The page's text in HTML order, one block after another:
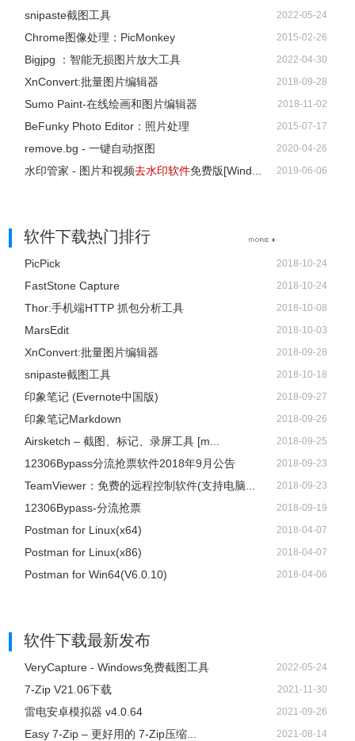
snipaste截图工具 2022-05-24
Chrome图像处理：PicMonkey 2015-02-26
Bigjpg ：智能无损图片放大工具 2022-04-30
XnConvert:批量图片编辑器 2018-09-28
Sumo Paint-在线绘画和图片编辑器 2018-11-02
BeFunky Photo Editor：照片处理 2015-07-17
remove.bg - 一键自动抠图 2020-04-26
水印管家 - 图片和视频去水印软件免费版[Wind... 2019-06-06
软件下载热门排行
PicPick 2018-10-24
FastStone Capture 2018-10-24
Thor:手机端HTTP 抓包分析工具 2018-10-08
MarsEdit 2018-10-03
XnConvert:批量图片编辑器 2018-09-28
snipaste截图工具 2018-10-18
印象笔记 (Evernote中国版) 2018-09-27
印象笔记Markdown 2018-09-26
Airsketch – 截图、标记、录屏工具 [m... 2018-09-25
12306Bypass分流抢票软件2018年9月公告 2018-09-23
TeamViewer：免费的远程控制软件(支持电脑... 2018-09-23
12306Bypass-分流抢票 2018-09-19
Postman for Linux(x64) 2018-04-07
Postman for Linux(x86) 2018-04-07
Postman for Win64(V6.0.10) 2018-04-06
软件下载最新发布
VeryCapture - Windows免费截图工具 2022-05-24
7-Zip V21.06下载 2021-11-30
雷电安卓模拟器 v4.0.64 2021-09-26
Easy 7-Zip – 更好用的 7-Zip压缩... 2021-08-14